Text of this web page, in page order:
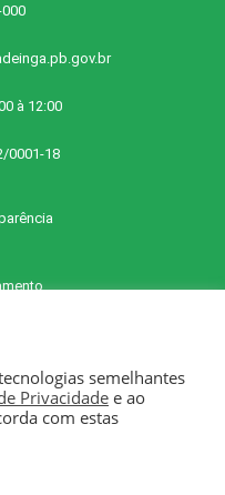
000
à 12:00
0001-18
ao Cidadão
semelhantes
Privacidade e ao
com estas